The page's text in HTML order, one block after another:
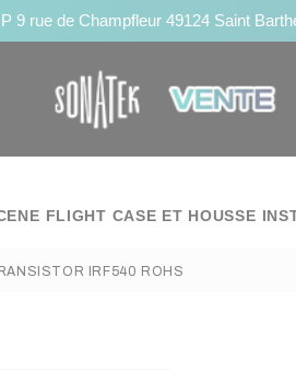
9 rue de Champfleur 49124 Saint
FLIGHT CASE ET HOUSSE
IRF540 ROHS